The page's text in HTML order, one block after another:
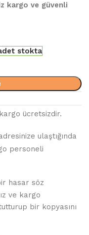
kargo ve güvenli
stokta
ücretsizdir.
ulaştığında
personeli
hasar söz
ve kargo
bir kopyasını